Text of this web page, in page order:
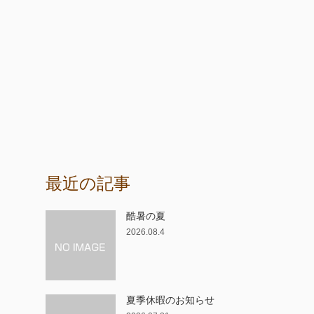
最近の記事
酷暑の夏
2026.08.4
夏季休暇のお知らせ